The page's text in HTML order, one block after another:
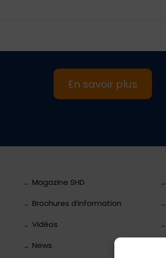
En savoir plus
Magazine SHD
Brochures d’information
Vidéos
News